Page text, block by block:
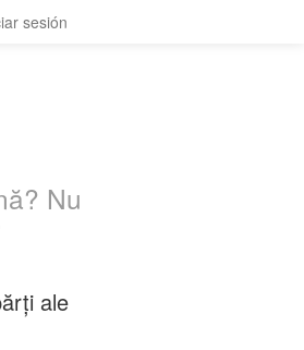
sesión
Nu
ale